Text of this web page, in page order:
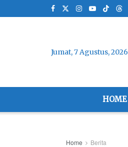
Jumat, 7 Agustus, 2026
HOME
Home Berita